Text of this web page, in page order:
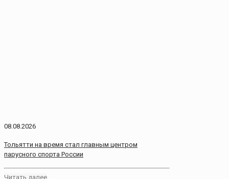
08.08.2026
Тольятти на время стал главным центром
парусного спорта России
Читать далее